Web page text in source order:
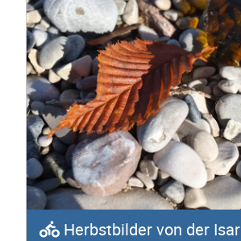
Herbstbilder von der Isar